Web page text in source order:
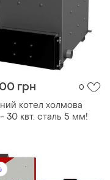
грн 0
котел холмова
30 квт. сталь 5 мм!